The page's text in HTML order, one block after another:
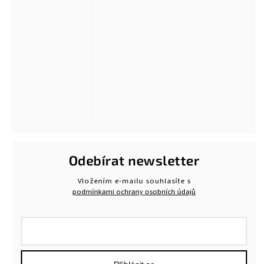
Odebírat newsletter
Vložením e-mailu souhlasíte s
podmínkami ochrany osobních údajů